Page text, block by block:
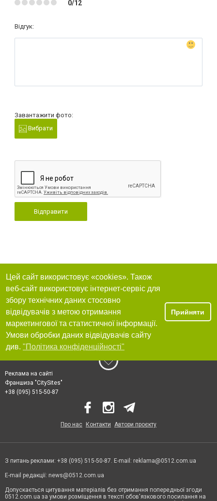
0/12
Відгук:
Завантажити фото:
Вибрати
Відправити
Цей сайт використовує «cookies». Також
веб-сайт використовує інтернет-сервіс для
збору технічних даних стосовно
відвідувачів з метою отримання
маркетингової та статистичної інформації.
Умови обробки даних відвідувачів сайту
див. "Політика конфіденційності"
Прийняти
Реклама на сайті
Франшиза "CitySites"
+38 (095) 515-50-87
Про нас Контакти Автори проєкту
З питань реклами: +38 (095) 515-50-87. E-mail: reklama@0512.com.ua
E-mail редакції: news@0512.com.ua
Допускається цитування матеріалів без отримання попередньої згоди
0512.com.ua за умови розміщення в тексті обов'язкового посилання на